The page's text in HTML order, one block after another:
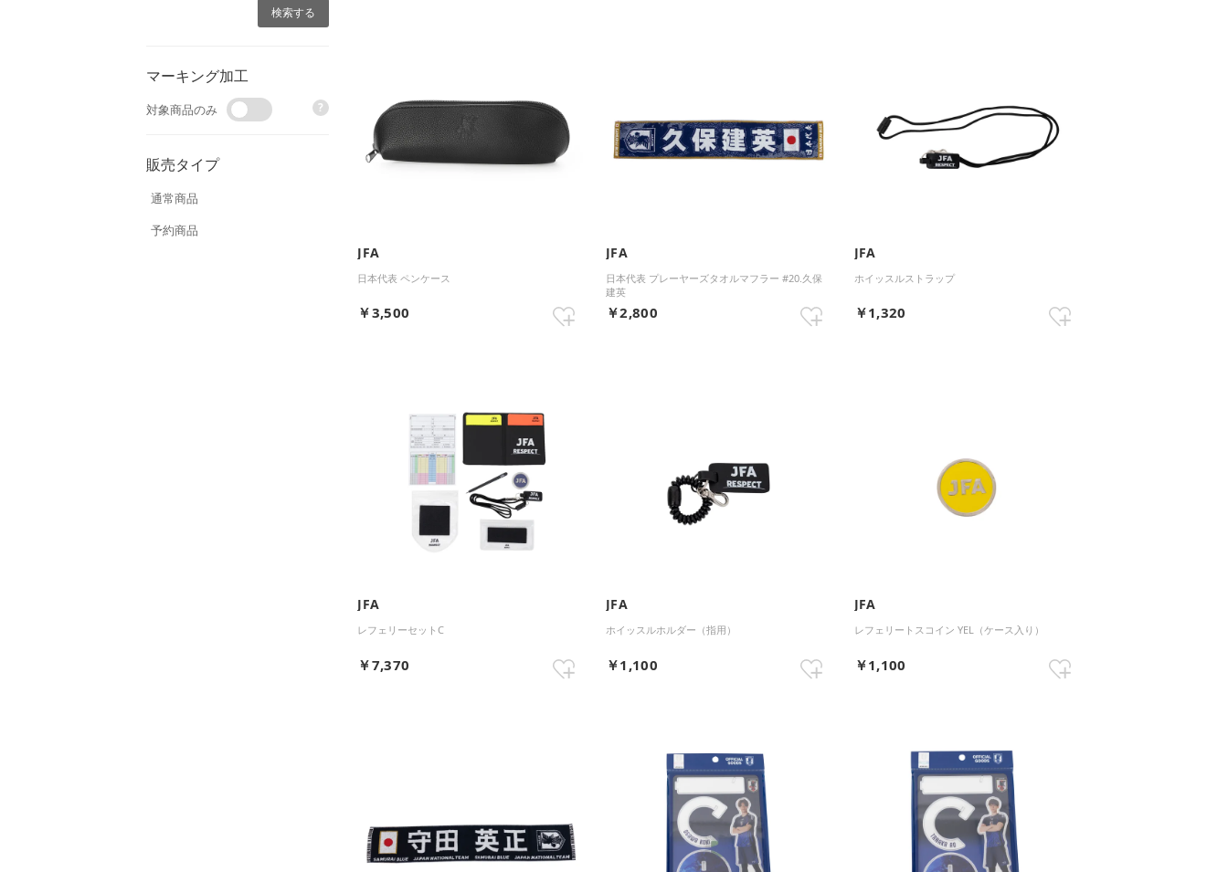
マーキング加工
対象商品のみ ?
販売タイプ
通常商品
予約商品
JFA
日本代表 ペンケース
￥3,500
JFA
日本代表 プレーヤーズタオルマフラー #20.久保
建英
￥2,800
JFA
ホイッスルストラップ
￥1,320
JFA
レフェリーセットC
￥7,370
JFA
ホイッスルホルダー（指用）
￥1,100
JFA
レフェリートスコイン YEL（ケース入り）
￥1,100